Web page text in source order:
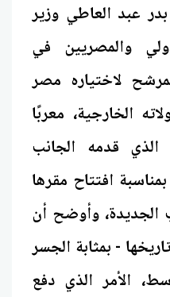
عبد العاطي وزير
والمصريين في
لاختياره مصر
الخارجية، معربًا
قدمه الجانب
افتتاح مقرها
الجديدة، وأوضح أن
- بمثابة الجسر
الأمر الذي دفع